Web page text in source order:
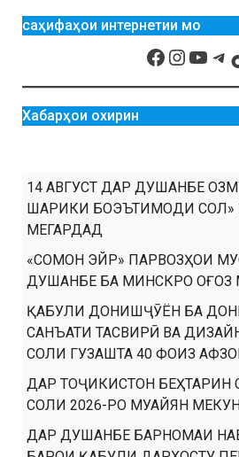
саҳифаҳои интернетии мо
Хабарҳои охирин
14 АВГУСТ ДАР ДУШАНБЕ
ШАРИКИ БОЭЪТИМОДИ СОЛ»
МЕГАРДАД
«СОМОН ЭЙР» ПАРВОЗҲОИ
ДУШАНБЕ БА МИНСКРО ОҒОЗ
ҚАБУЛИ ДОНИШҶӮЁН БА
САНЪАТИ ТАСВИРӢ ВА
СОЛИ ГУЗАШТА 40 ФОИЗ
ДАР ТОҶИКИСТОН БЕҲТАРИН
СОЛИ 2026-РО МУАЙЯН
ДАР ДУШАНБЕ БАРНОМАИ